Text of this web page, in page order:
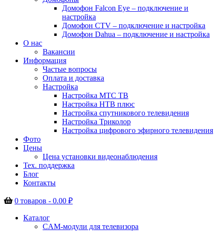
Домофон Falcon Eye – подключение и
настройка
Домофон CTV – подключение и настройка
Домофон Dahua – подключение и настройка
О нас
Вакансии
Информация
Частые вопросы
Оплата и доставка
Настройка
Настройка МТС ТВ
Настройка НТВ плюс
Настройка спутникового телевидения
Настройка Триколор
Настройка цифрового эфирного телевидения
Фото
Цены
Цена установки видеонаблюдения
Тех. поддержка
Блог
Контакты
0 товаров - 0.00 ₽
Каталог
CAM-модули для телевизора